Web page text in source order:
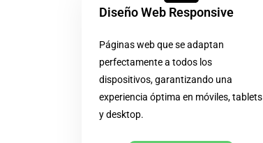
Diseño Web Responsive
Páginas web que se adaptan
perfectamente a todos los
dispositivos, garantizando una
experiencia óptima en móviles, tablets
y desktop.